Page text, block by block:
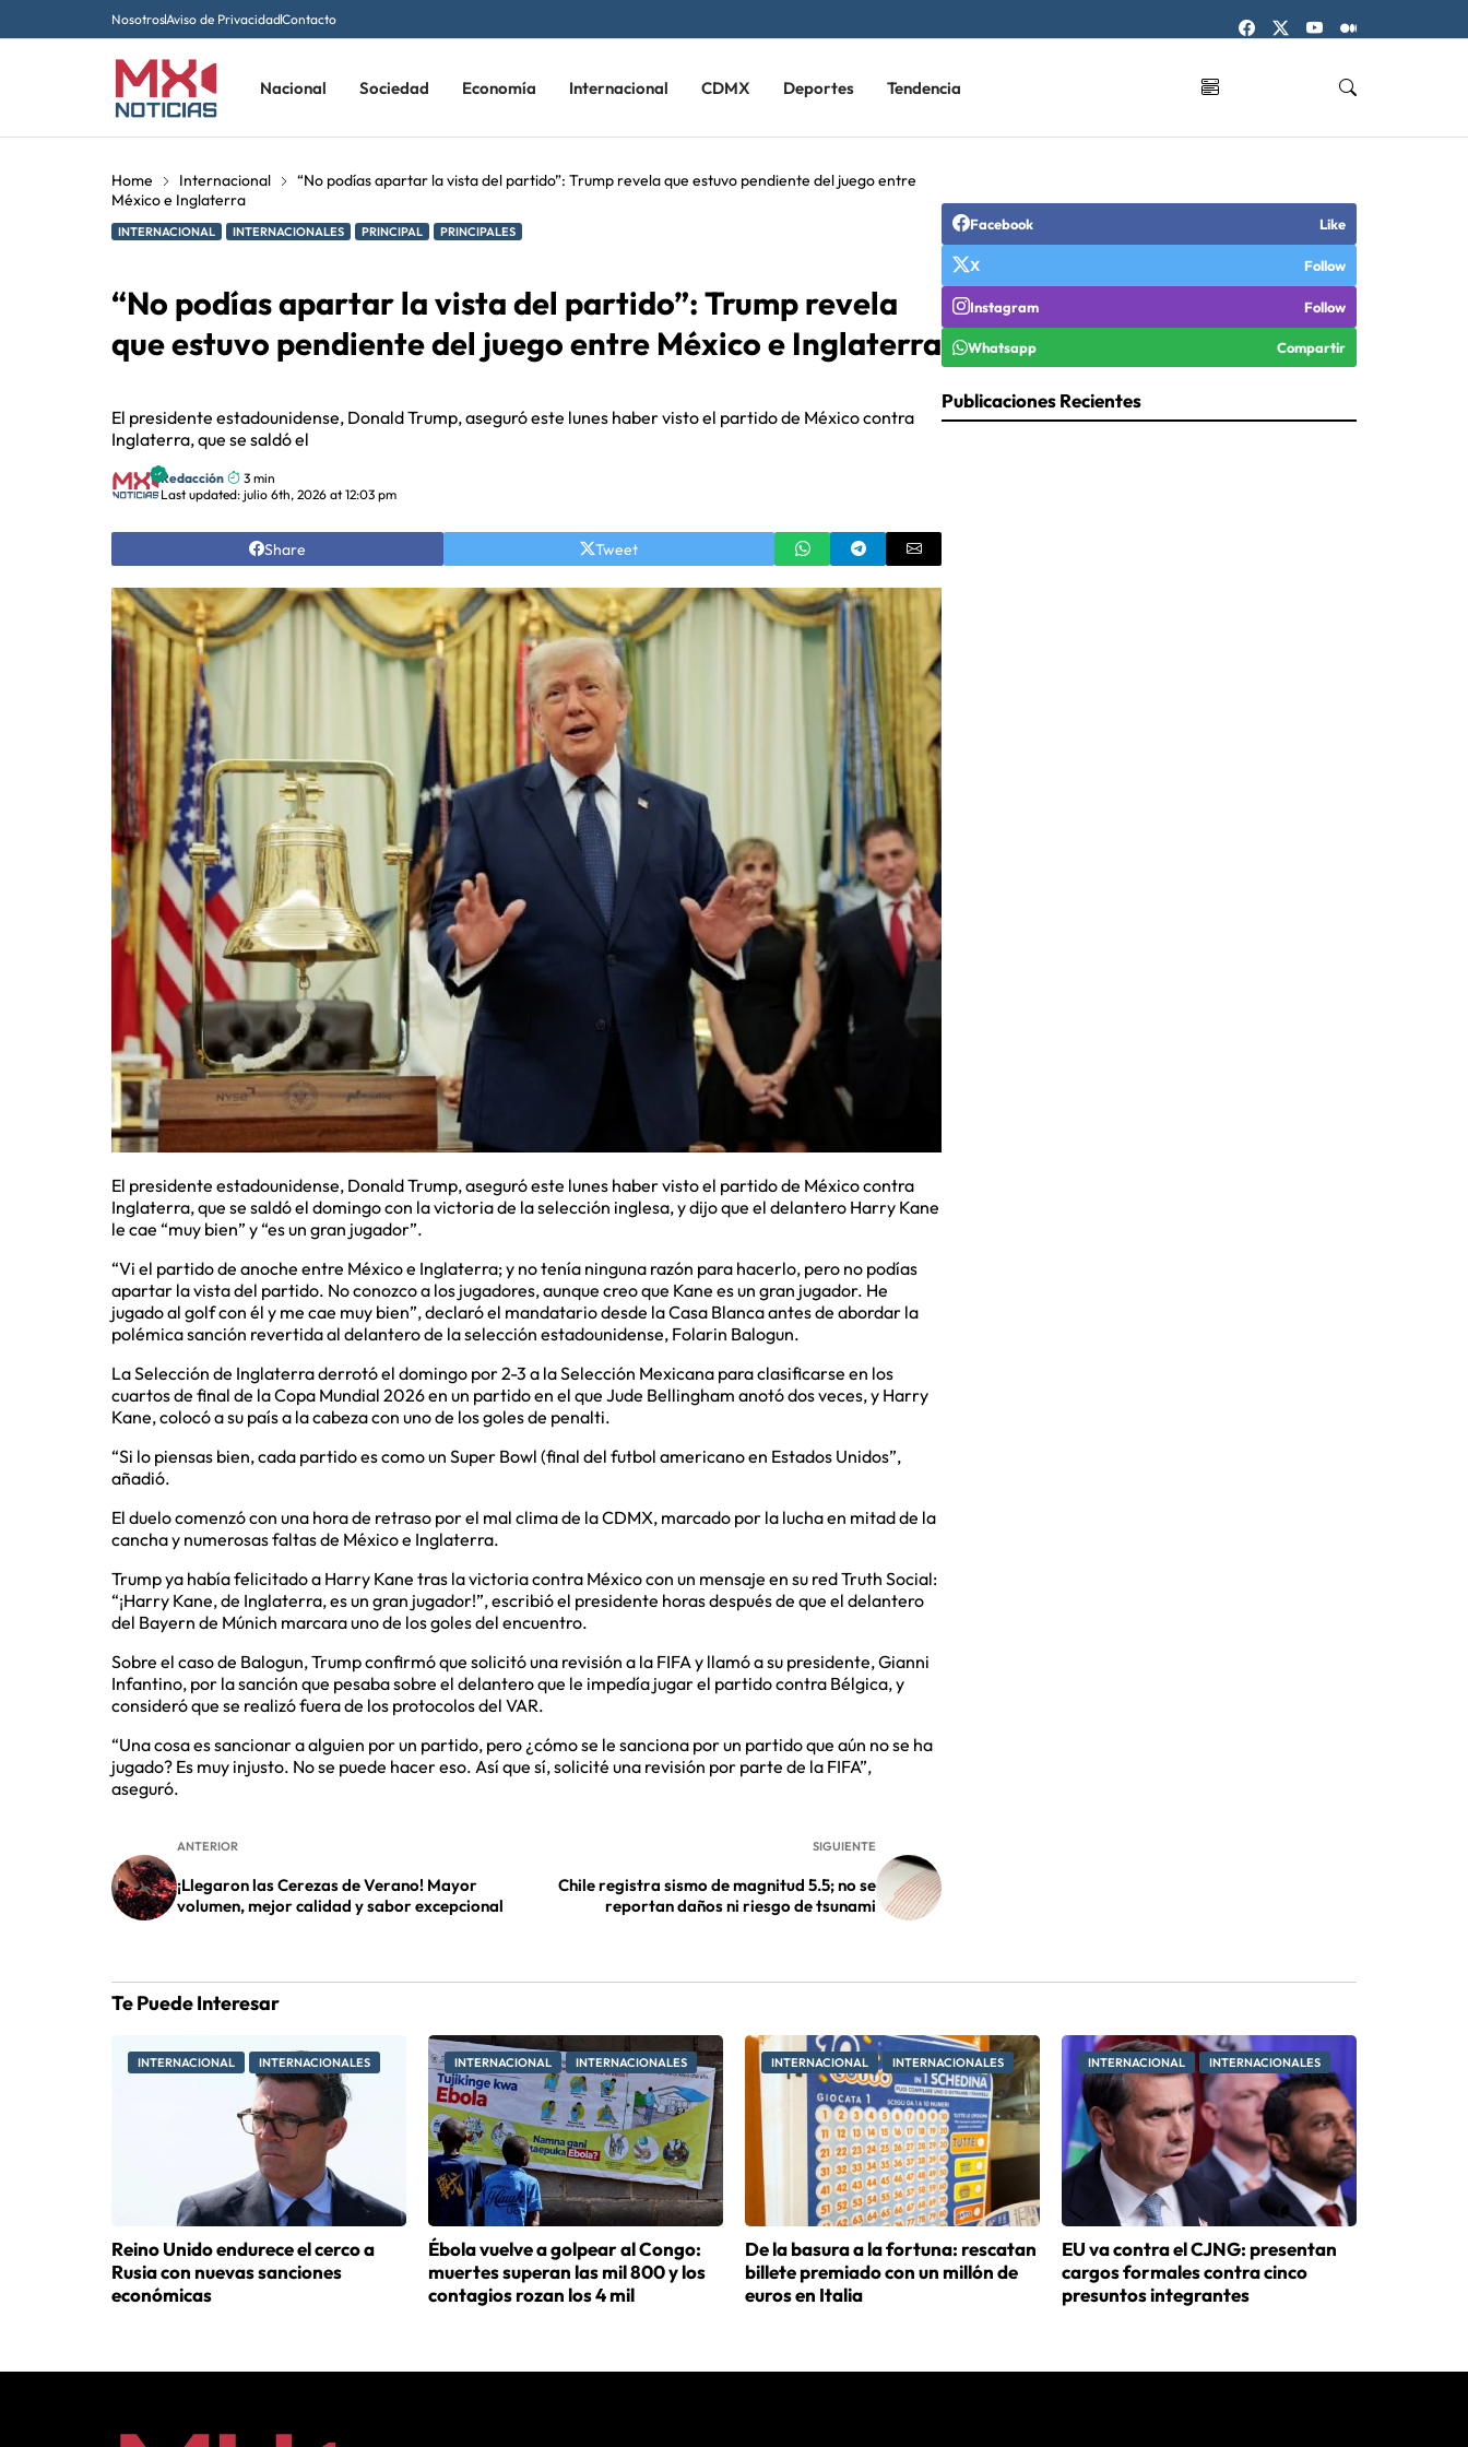
NosotrosAviso de PrivacidadContacto
Nacional Sociedad Economía Internacional CDMX Deportes Tendencia
Home Internacional
“No podías apartar la vista del partido”: Trump revela que estuvo pendiente del juego entre
México e Inglaterra
INTERNACIONAL INTERNACIONALES PRINCIPAL PRINCIPALES
“No podías apartar la vista del partido”: Trump revela
que estuvo pendiente del juego entre México e Inglaterra
El presidente estadounidense, Donald Trump, aseguró este lunes haber visto el partido de México contra
Inglaterra, que se saldó el
Redacción
3 min
Last updated: julio 6th, 2026 at 12:03 pm
Share Tweet
El presidente estadounidense, Donald Trump, aseguró este lunes haber visto el partido de México contra
Inglaterra, que se saldó el domingo con la victoria de la selección inglesa, y dijo que el delantero Harry Kane
le cae “muy bien” y “es un gran jugador”.
“Vi el partido de anoche entre México e Inglaterra; y no tenía ninguna razón para hacerlo, pero no podías
apartar la vista del partido. No conozco a los jugadores, aunque creo que Kane es un gran jugador. He
jugado al golf con él y me cae muy bien”, declaró el mandatario desde la Casa Blanca antes de abordar la
polémica sanción revertida al delantero de la selección estadounidense, Folarin Balogun.
La Selección de Inglaterra derrotó el domingo por 2-3 a la Selección Mexicana para clasificarse en los
cuartos de final de la Copa Mundial 2026 en un partido en el que Jude Bellingham anotó dos veces, y Harry
Kane, colocó a su país a la cabeza con uno de los goles de penalti.
“Si lo piensas bien, cada partido es como un Super Bowl (final del futbol americano en Estados Unidos”,
añadió.
El duelo comenzó con una hora de retraso por el mal clima de la CDMX, marcado por la lucha en mitad de la
cancha y numerosas faltas de México e Inglaterra.
Trump ya había felicitado a Harry Kane tras la victoria contra México con un mensaje en su red Truth Social:
“¡Harry Kane, de Inglaterra, es un gran jugador!”, escribió el presidente horas después de que el delantero
del Bayern de Múnich marcara uno de los goles del encuentro.
Sobre el caso de Balogun, Trump confirmó que solicitó una revisión a la FIFA y llamó a su presidente, Gianni
Infantino, por la sanción que pesaba sobre el delantero que le impedía jugar el partido contra Bélgica, y
consideró que se realizó fuera de los protocolos del VAR.
“Una cosa es sancionar a alguien por un partido, pero ¿cómo se le sanciona por un partido que aún no se ha
jugado? Es muy injusto. No se puede hacer eso. Así que sí, solicité una revisión por parte de la FIFA”,
aseguró.
ANTERIOR
¡Llegaron las Cerezas de Verano! Mayor
volumen, mejor calidad y sabor excepcional
SIGUIENTE
Chile registra sismo de magnitud 5.5; no se
reportan daños ni riesgo de tsunami
Facebook Like
X Follow
Instagram Follow
Whatsapp Compartir
Publicaciones Recientes
Te Puede Interesar
INTERNACIONAL INTERNACIONALES
Reino Unido endurece el cerco a
Rusia con nuevas sanciones
económicas
INTERNACIONAL INTERNACIONALES
Ébola vuelve a golpear al Congo:
muertes superan las mil 800 y los
contagios rozan los 4 mil
INTERNACIONAL INTERNACIONALES
De la basura a la fortuna: rescatan
billete premiado con un millón de
euros en Italia
INTERNACIONAL INTERNACIONALES
EU va contra el CJNG: presentan
cargos formales contra cinco
presuntos integrantes